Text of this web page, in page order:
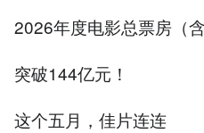
2026年度电影总票房（含
突破144亿元！
这个五月，佳片连连